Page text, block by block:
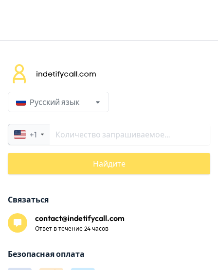
Pусский язык
+1
Найдите
Связаться
contact@indetifycall.com
Ответ в течение 24 часов
Безопасная оплата